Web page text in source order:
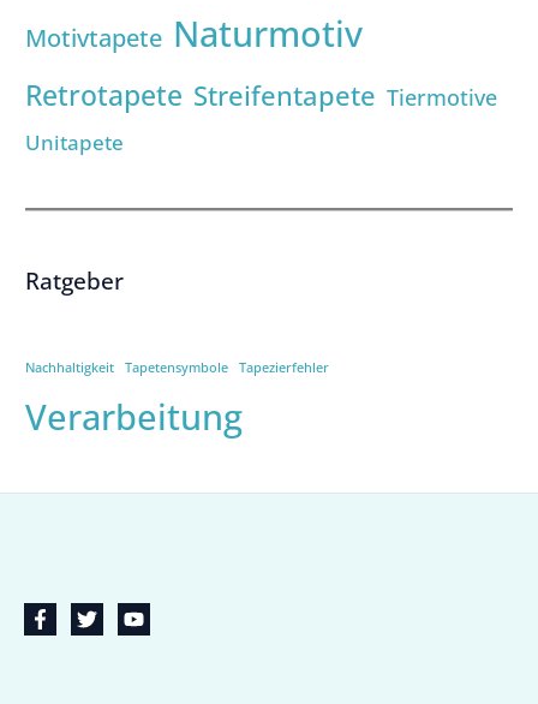
Motivtapete Naturmotiv
Retrotapete Streifentapete Tiermotive
Unitapete
Ratgeber
Nachhaltigkeit Tapetensymbole Tapezierfehler
Verarbeitung